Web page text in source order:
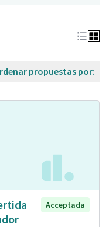
propuestas por:
Acceptada